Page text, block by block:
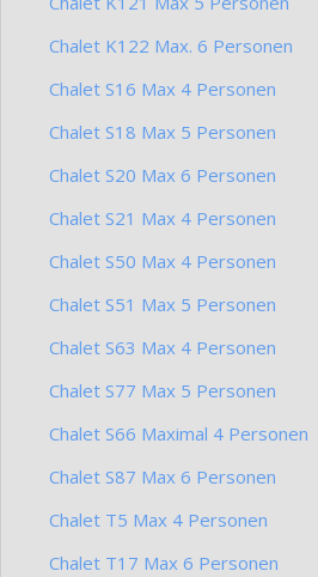
Chalet K122 Max. 6 Personen
Chalet S16 Max 4 Personen
Chalet S18 Max 5 Personen
Chalet S20 Max 6 Personen
Chalet S21 Max 4 Personen
Chalet S50 Max 4 Personen
Chalet S51 Max 5 Personen
Chalet S63 Max 4 Personen
Chalet S77 Max 5 Personen
Chalet S66 Maximal 4 Personen
Chalet S87 Max 6 Personen
Chalet T5 Max 4 Personen
Chalet T17 Max 6 Personen